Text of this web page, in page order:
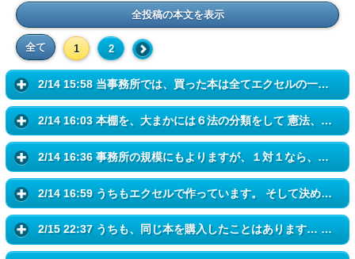
全投稿の本文を表示
全て 1 2
2/14 15:58 当事務所では、買った本は全てエクセルの一覧表に入力してい...
2/14 16:03 本棚を、大まかには６法の分類をして 憲法、民法（３つくらい...
2/14 16:36 事務所の規模にもよりますが、１対１なら、住所録のデーター...
2/14 16:59 うちもエクセルで作っています。 そして決められた場所に戻す...
2/15 22:37 うちも、同じ本を購入したことはあります… ただ、とある出版...